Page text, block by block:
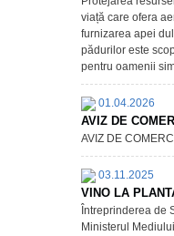
viață care ofera
furnizarea apei
pădurilor este
pentru oamenii
01.04.2026
AVIZ DE
AVIZ DE
03.11.2025
VINO LA
Întreprinderea de
Ministerul